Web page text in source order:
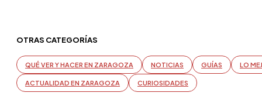
OTRAS CATEGORÍAS
QUÉ VER Y HACER EN ZARAGOZA NOTICIAS GUÍAS LO
ACTUALIDAD EN ZARAGOZA CURIOSIDADES